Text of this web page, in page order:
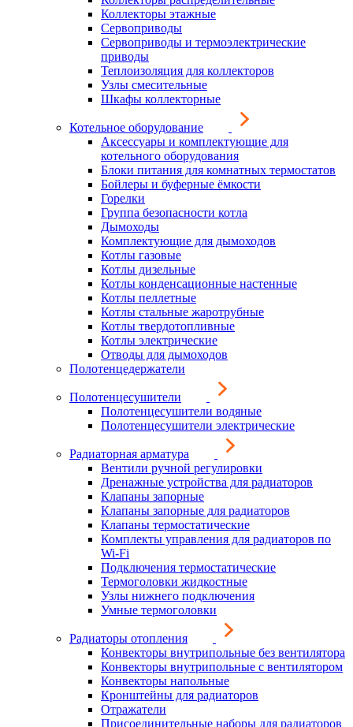
Коллекторы этажные
Сервоприводы
Сервоприводы и термоэлектрические
приводы
Теплоизоляция для коллекторов
Узлы смесительные
Шкафы коллекторные
Котельное оборудование
Аксессуары и комплектующие для
котельного оборудования
Блоки питания для комнатных термостатов
Бойлеры и буферные ёмкости
Горелки
Группа безопасности котла
Дымоходы
Комплектующие для дымоходов
Котлы газовые
Котлы дизельные
Котлы конденсационные настенные
Котлы пеллетные
Котлы стальные жаротрубные
Котлы твердотопливные
Котлы электрические
Отводы для дымоходов
Полотенцедержатели
Полотенцесушители
Полотенцесушители водяные
Полотенцесушители электрические
Радиаторная арматура
Вентили ручной регулировки
Дренажные устройства для радиаторов
Клапаны запорные
Клапаны запорные для радиаторов
Клапаны термостатические
Комплекты управления для радиаторов по
Wi-Fi
Подключения термостатические
Термоголовки жидкостные
Узлы нижнего подключения
Умные термоголовки
Радиаторы отопления
Конвекторы внутрипольные без вентилятора
Конвекторы внутрипольные с вентилятором
Конвекторы напольные
Кронштейны для радиаторов
Отражатели
Присоединительные наборы для радиаторов